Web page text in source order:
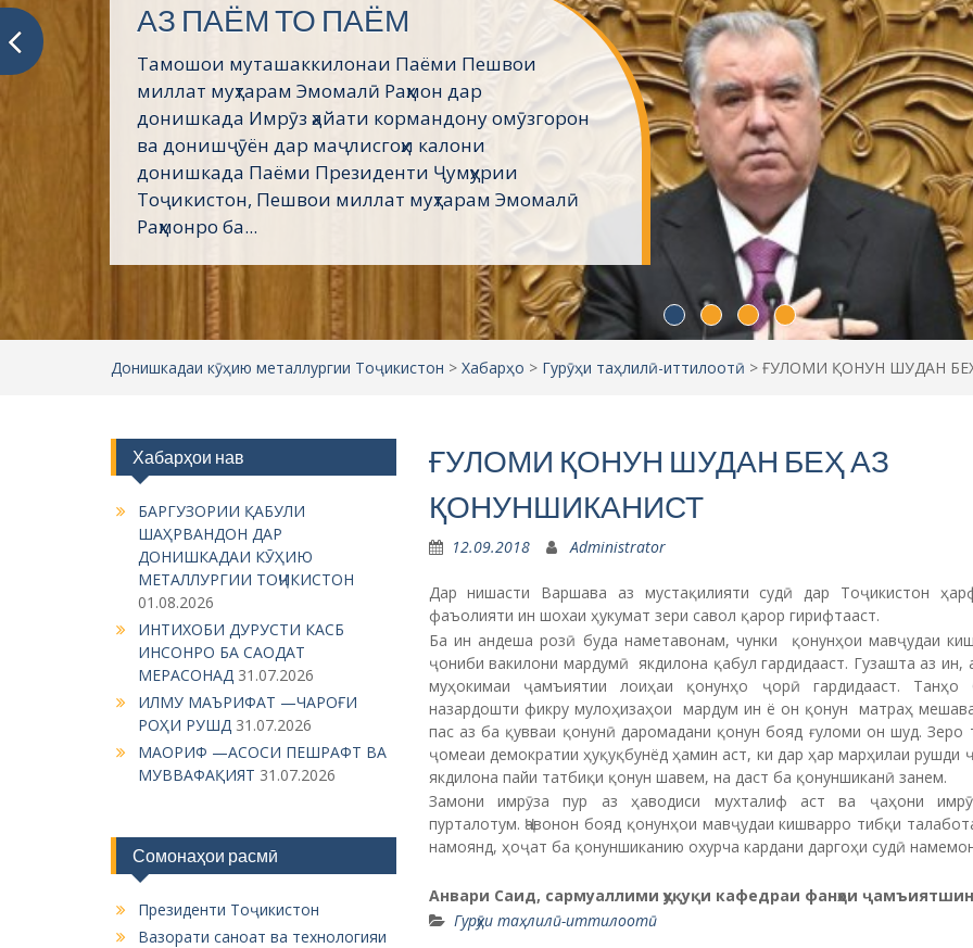
Пешвое, ки ғами ҷаҳониёнро
мехӯранд
Асосгузори сулҳу ваҳдати миллӣ – Пешвои миллат,
Президенти Ҷумҳурии Тоҷикистон муҳтарам
Эмомалӣ Раҳмон дар эҳё ва пойдории давлати
кунунии тоҷикон саҳми беандоза доранд.
Таърихи ғанӣ ва куҳани тоҷикон воқеаҳои
сиёсии...
Донишкадаи кӯҳию металлургии Тоҷикистон > Хабарҳо > Гурӯҳи таҳлилӣ-иттилоотӣ > ҒУЛОМИ ҚОНУН ШУДАН
ҒУЛОМИ ҚОНУН ШУДАН БЕҲ АЗ
ҚОНУНШИКАНИСТ
12.09.2018 Administrator
Дар нишасти Варшава аз мустақилияти судӣ дар Тоҷикистон
фаъолияти ин шохаи ҳукумат зери савол қарор гирифтааст.
Ба ин андеша розӣ буда наметавонам, чунки қонунҳои мавҷудаи
ҷониби вакилони мардумӣ якдилона қабул гардидааст. Гузашта аз ин,
муҳокимаи ҷамъиятии лоиҳаи қонунҳо ҷорӣ гардидааст.
назардошти фикру мулоҳизаҳои мардум ин ё он қонун матраҳ
пас аз ба қувваи қонунӣ даромадани қонун бояд ғуломи он шуд. Зеро
ҷомеаи демократии ҳуқуқбунёд ҳамин аст, ки дар ҳар марҳилаи рушди
якдилона пайи татбиқи қонун шавем, на даст ба қонуншиканӣ занем.
Замони имрӯза пур аз ҳаводиси мухталиф аст ва ҷаҳони
пурталотум. Ҷавонон бояд қонунҳои мавҷудаи кишварро тибқи
намоянд, ҳоҷат ба қонуншиканию охурча кардани даргоҳи судӣ
Анвари Саид, сармуаллими ҳуқуқи кафедраи фанҳои
Гурӯҳи таҳлилӣ-иттилоотӣ
Хабарҳои нав
БАРГУЗОРИИ ҚАБУЛИ
ШАҲРВАНДОН ДАР
ДОНИШКАДАИ КӮҲИЮ
МЕТАЛЛУРГИИ ТОҶИКИСТОН
01.08.2026
ИНТИХОБИ ДУРУСТИ КАСБ
ИНСОНРО БА САОДАТ
МЕРАСОНАД 31.07.2026
ИЛМУ МАЪРИФАТ —ЧАРОҒИ
РОҲИ РУШД 31.07.2026
МАОРИФ —АСОСИ ПЕШРАФТ ВА
МУВВАФАҚИЯТ 31.07.2026
Сомонаҳои расмӣ
Президенти Тоҷикистон
Вазорати саноат ва технологияи